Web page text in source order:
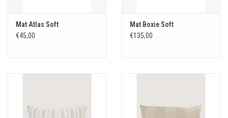
Mat Atlas Soft
€45,00
Mat Boxie Soft
€135,00